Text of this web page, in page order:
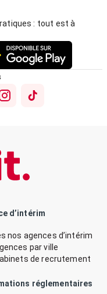
: tout est à
d’intérim
nos agences d’intérim
par ville
de recrutement
réglementaires